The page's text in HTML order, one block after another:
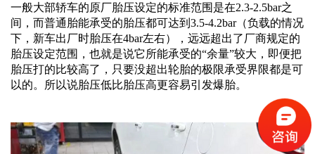
一般大部轿车的原厂胎压设定的标准范围是在2.3-2.5bar之
间，而普通胎能承受的胎压都可达到3.5-4.2bar（负载的情况
下，新车出厂时胎压在4bar左右），远远超出了厂商规定的
胎压设定范围，也就是说它所能承受的“余量”较大，即便把
胎压打的比较高了，只要没超出轮胎的极限承受界限都是可
以的。所以说胎压低比胎压高更容易引发爆胎。